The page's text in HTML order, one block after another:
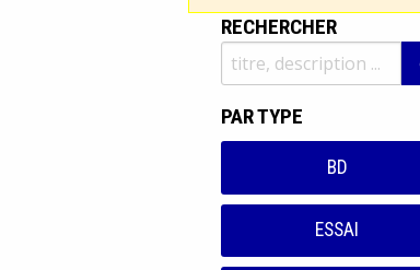
RECHERCHER
PAR TYPE
BD
ESSAI